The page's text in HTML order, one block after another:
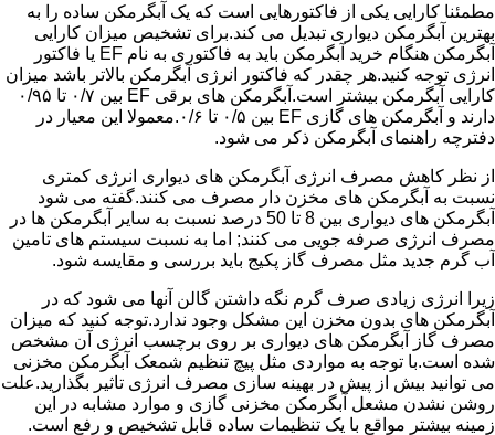
مطمئنا کارایی یکی از فاکتورهایی است که یک آبگرمکن ساده را به
بهترین آبگرمکن دیواری تبدیل می کند.برای تشخیص میزان کارایی
آبگرمکن هنگام خرید آبگرمکن باید به فاکتوری به نام EF یا فاکتور
انرژی توجه کنید.هر چقدر که فاکتور انرژی آبگرمکن بالاتر باشد میزان
کارایی آبگرمکن بیشتر است.آبگرمکن های برقی EF بین ۰/۷ تا ۰/۹۵
دارند و آبگرمکن های گازی EF بین ۰/۵ تا ۰/۶.معمولا این معیار در
دفترچه راهنمای آبگرمکن ذکر می شود.
از نظر کاهش مصرف انرژی آبگرمکن های دیواری انرژی کمتری
نسبت به آبگرمکن های مخزن دار مصرف می کنند.گفته می شود
آبگرمکن های دیواری بین 8 تا 50 درصد نسبت به سایر آبگرمکن ها در
مصرف انرژی صرفه جویی می کنند; اما به نسبت سیستم های تامین
آب گرم جدید مثل مصرف گاز پکیج باید بررسی و مقایسه شود.
زیرا انرژی زیادی صرف گرم نگه داشتن گالن آنها می شود که در
آبگرمکن های بدون مخزن این مشکل وجود ندارد.توجه کنید که میزان
مصرف گاز آبگرمکن های دیواری بر روی برچسب انرژی آن مشخص
شده است.با توجه به مواردی مثل پیچ تنظیم شمعک آبگرمکن مخزنی
می توانید بیش از پیش در بهینه سازی مصرف انرژی تاثیر بگذارید.علت
روشن نشدن مشعل آبگرمکن مخزنی گازی و موارد مشابه در این
زمینه بیشتر مواقع با یک تنظیمات ساده قابل تشخیص و رفع است.